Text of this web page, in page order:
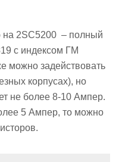
на 2SC5200 – полный
с индексом ГМ
можно задействовать
корпусах), но
не более 8-10 Ампер.
5 Ампер, то можно